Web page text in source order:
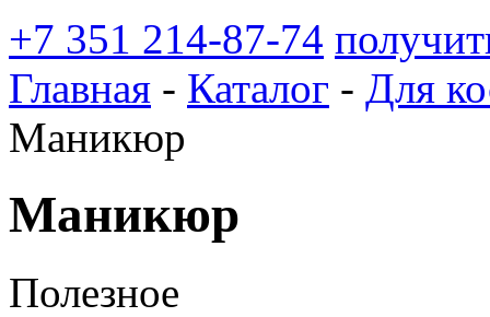
+7 351 214-87-74
Главная - Каталог - Для
Маникюр
Маникюр
Полезное